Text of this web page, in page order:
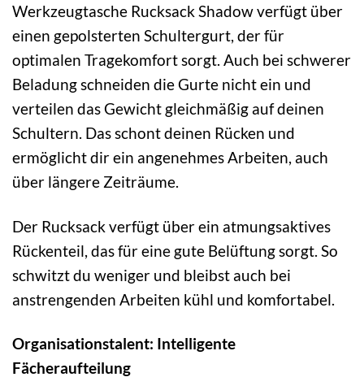
Werkzeugtasche Rucksack Shadow verfügt über
einen gepolsterten Schultergurt, der für
optimalen Tragekomfort sorgt. Auch bei schwerer
Beladung schneiden die Gurte nicht ein und
verteilen das Gewicht gleichmäßig auf deinen
Schultern. Das schont deinen Rücken und
ermöglicht dir ein angenehmes Arbeiten, auch
über längere Zeiträume.
Der Rucksack verfügt über ein atmungsaktives
Rückenteil, das für eine gute Belüftung sorgt. So
schwitzt du weniger und bleibst auch bei
anstrengenden Arbeiten kühl und komfortabel.
Organisationstalent: Intelligente
Fächeraufteilung